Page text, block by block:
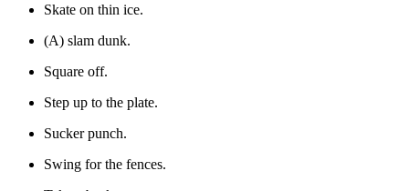
Skate on thin ice.
(A) slam dunk.
Square off.
Step up to the plate.
Sucker punch.
Swing for the fences.